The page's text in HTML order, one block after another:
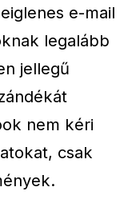
e-mail
legalább
jellegű
nem kéri
csak